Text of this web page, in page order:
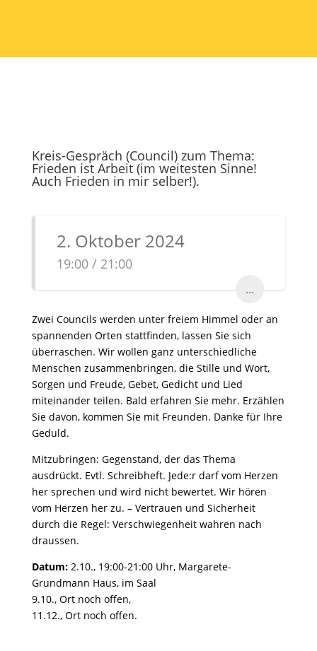
Kreis-Gespräch (Council) zum Thema:
Frieden ist Arbeit (im weitesten Sinne!
Auch Frieden in mir selber!).
2. Oktober 2024
19:00 / 21:00
...
Zwei Councils werden unter freiem Himmel oder an
spannenden Orten stattfinden, lassen Sie sich
überraschen. Wir wollen ganz unterschiedliche
Menschen zusammenbringen, die Stille und Wort,
Sorgen und Freude, Gebet, Gedicht und Lied
miteinander teilen. Bald erfahren Sie mehr. Erzählen
Sie davon, kommen Sie mit Freunden. Danke für Ihre
Geduld.
Mitzubringen: Gegenstand, der das Thema
ausdrückt. Evtl. Schreibheft. Jede:r darf vom Herzen
her sprechen und wird nicht bewertet. Wir hören
vom Herzen her zu. – Vertrauen und Sicherheit
durch die Regel: Verschwiegenheit wahren nach
draussen.
Datum:2.10., 19:00-21:00 Uhr, Margarete-
Grundmann Haus, im Saal
9.10., Ort noch offen,
11.12., Ort noch offen.